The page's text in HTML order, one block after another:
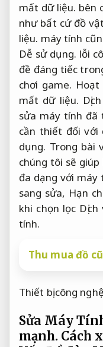
mất dữ liệu. bên
như bất cứ đồ
liệu. máy tính
Dễ sử dụng. lỗi
đề đáng tiếc
chơi game. Hoạt
mất dữ liệu.
sửa máy tính
cần thiết đối với
dụng. Trong bài
chúng tôi sẽ
đa dạng với máy
sang sửa, Hạn
khi chọn lọc
tính.
Thu mua đồ
Thiết bị công
Sửa Máy
mạnh. Cách